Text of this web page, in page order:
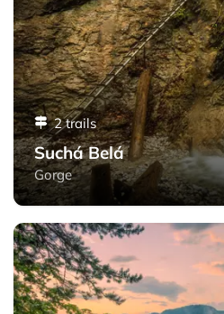
2 trails
Suchá Belá
Gorge
Tomášovský výhľad - Slovak